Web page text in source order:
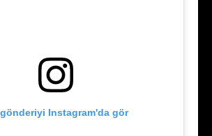
Instagram'da gör